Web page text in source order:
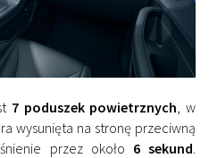
7 poduszek powietrznych , w
wysunięta na stronę przeciwną
przez około 6 sekund